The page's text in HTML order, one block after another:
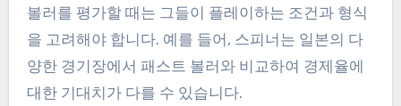
볼러를 평가할 때는 그들이 플레이하는 조건과 형식
을 고려해야 합니다. 예를 들어, 스피너는 일본의 다
양한 경기장에서 패스트 볼러와 비교하여 경제율에
대한 기대치가 다를 수 있습니다.